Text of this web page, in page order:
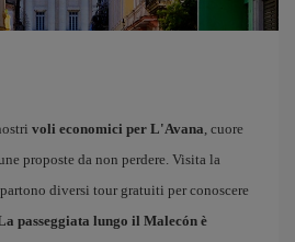
voli economici per L'Avana, cuore
proposte da non perdere. Visita la
diversi tour gratuiti per conoscere
passeggiata lungo il Malecón è